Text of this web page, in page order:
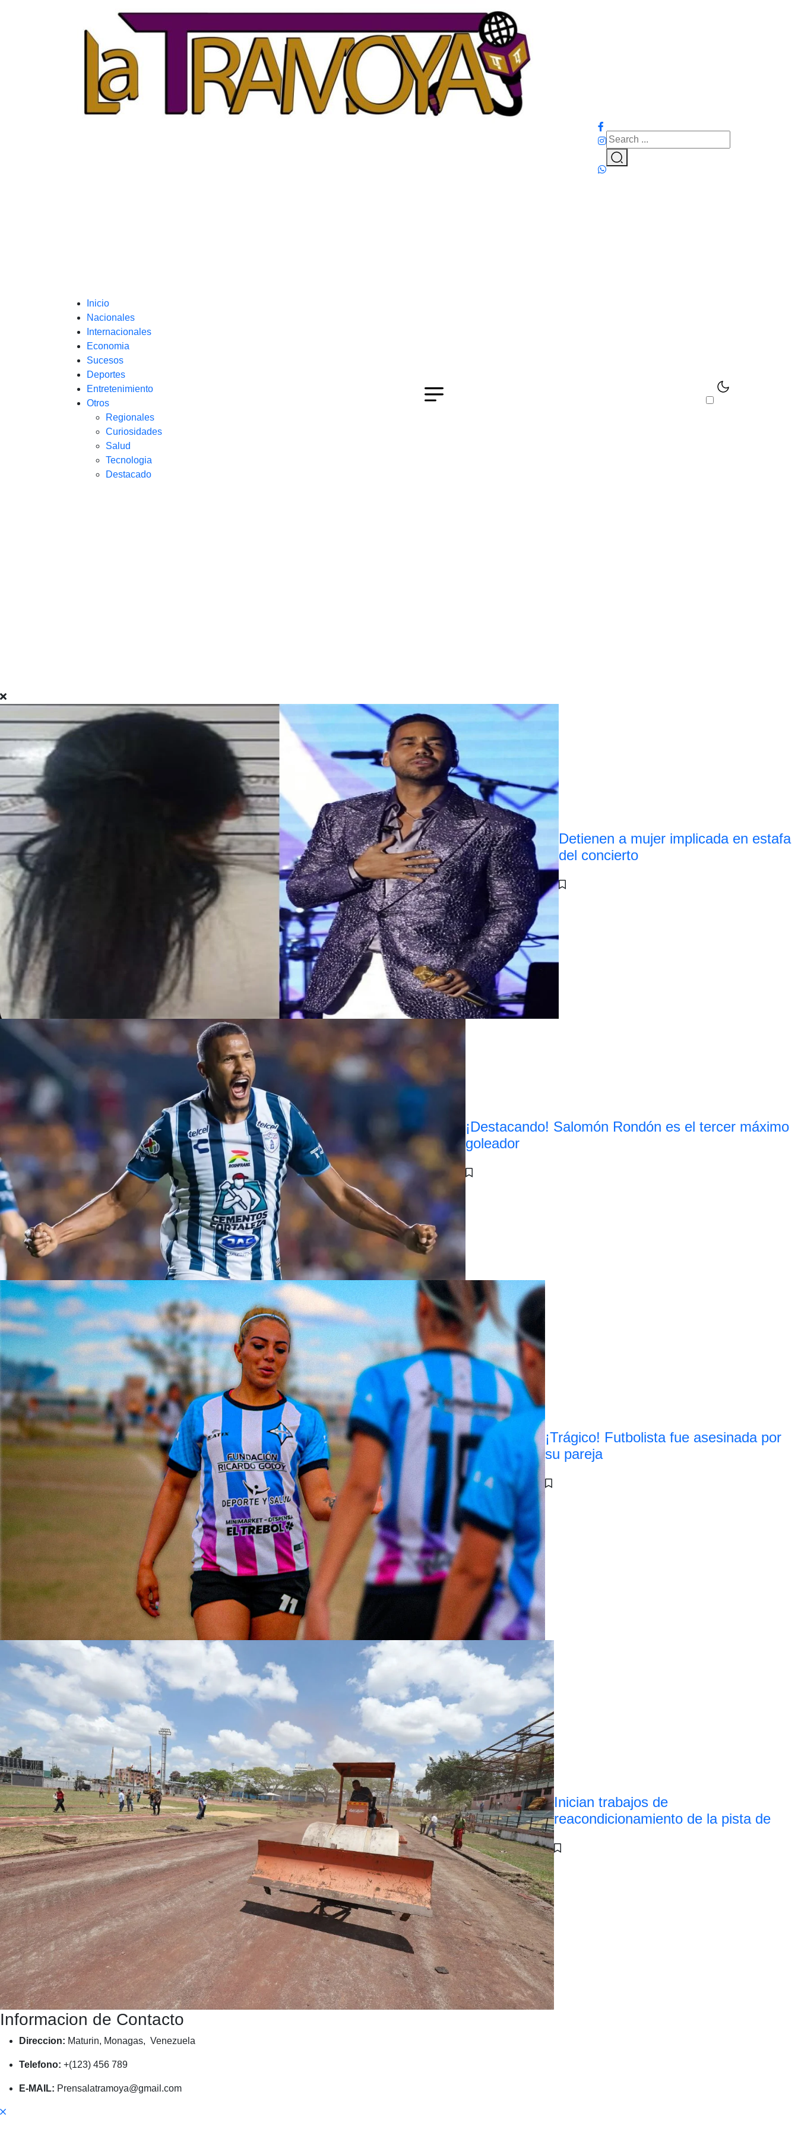
Inicio
Nacionales
Internacionales
Economia
Sucesos
Deportes
Entretenimiento
Otros
Regionales
Curiosidades
Salud
Tecnologia
Destacado
Detienen a mujer implicada en estafa
del concierto
¡Destacando! Salomón Rondón es el tercer máximo
goleador
¡Trágico! Futbolista fue asesinada por
su pareja
Inician trabajos de
reacondicionamiento de la pista de
Informacion de Contacto
Direccion: Maturin, Monagas, Venezuela
Telefono: +(123) 456 789
E-MAIL: Prensalatramoya@gmail.com